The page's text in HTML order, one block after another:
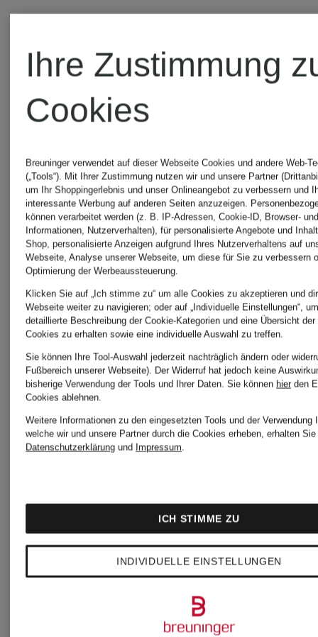
Neu
Calvin
Klein
Lounge-
Shirt
ULTRA
MODAL
44,90 €
Neu
Mix &
Lounge-
Jacke
LOVIE
45 €
Ihre Zustimmung
Cookies
Breuninger verwendet auf dieser Webseite Cookies und andere Web-
(„Tools“). Mit Ihrer Zustimmung nutzen wir und unsere Partner
um Ihr Shoppingerlebnis und unser Onlineangebot zu verbessern und
interessante Werbung auf anderen Seiten anzuzeigen.
können verarbeitet werden (z. B. IP-Adressen, Cookie-ID, Browser-
Informationen, Nutzerverhalten), für personalisierte Angebote und
Shop, personalisierte Anzeigen aufgrund Ihres Nutzerverhaltens auf
Webseite, Analyse unserer Webseite, um diese für Sie zu verbessern
Optimierung der Werbeaussteuerung.
Klicken Sie auf „Ich stimme zu“ um alle Cookies zu akzeptieren und
Webseite weiter zu navigieren; oder auf „Individuelle Einstellungen“,
detaillierte Beschreibung der Cookie-Kategorien und eine Übersicht
Cookies zu erhalten sowie eine individuelle Auswahl zu treffen.
Sie können Ihre Tool-Auswahl jederzeit nachträglich ändern oder
Fußbereich unserer Webseite). Der Widerruf hat jedoch keine
bisherige Verwendung der Tools und Ihrer Daten. Sie können hier den
Cookies ablehnen.
Weitere Informationen zu den eingesetzten Tools und der Verwendung
welche wir und unsere Partner durch die Cookies erheben, erhalten
Datenschutzerklärung und Impressum.
INDIVIDUELLE EINSTELLUNGEN
ICH STIMME ZU